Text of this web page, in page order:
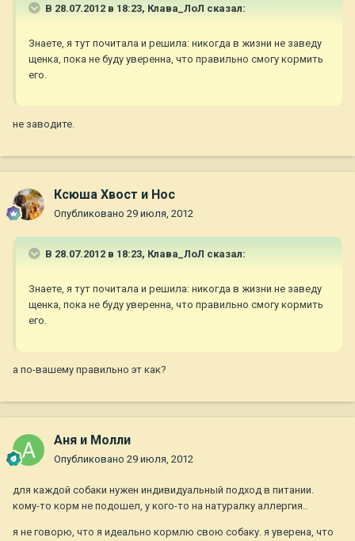
В 28.07.2012 в 18:23, Клава_ЛоЛ сказал:
Знаете, я тут почитала и решила: никогда в жизни не заведу
щенка, пока не буду уверенна, что правильно смогу кормить
его.
не заводите.
Ксюша Хвост и Нос
Опубликовано 29 июля, 2012
В 28.07.2012 в 18:23, Клава_ЛоЛ сказал:
Знаете, я тут почитала и решила: никогда в жизни не заведу
щенка, пока не буду уверенна, что правильно смогу кормить
его.
а по-вашему правильно эт как?
Аня и Молли
Опубликовано 29 июля, 2012
для каждой собаки нужен индивидуальный подход в питании.
кому-то корм не подошел, у кого-то на натуралку аллергия..
я не говорю, что я идеально кормлю свою собаку. я уверена, что